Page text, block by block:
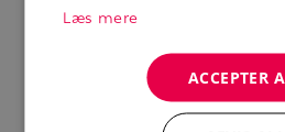
Soverom:
Soverom 2: Familiekøye
Læs mere
ACCEPTER